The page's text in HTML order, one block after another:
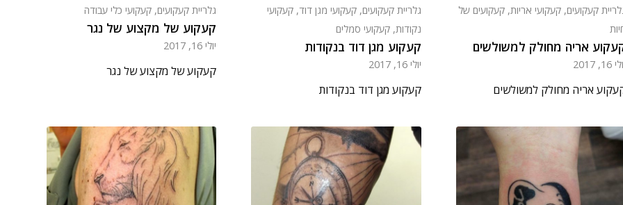
גלריית קעקועים, קעקועי כלי עבודה
קעקוע של מקצוע של נגר
יולי 16, 2017
קעקוע של מקצוע של נגר
גלריית קעקועים,קעקועי מגן דוד,קעקועי
נקודות,קעקועי סמלים
קעקוע מגן דוד בנקודות
יולי 16, 2017
קעקוע מגן דוד בנקודות
קעקועים, קעקועי אריות, קעקועים של
אריה מחולק למשולשים
2017
אריה מחולק למשולשים